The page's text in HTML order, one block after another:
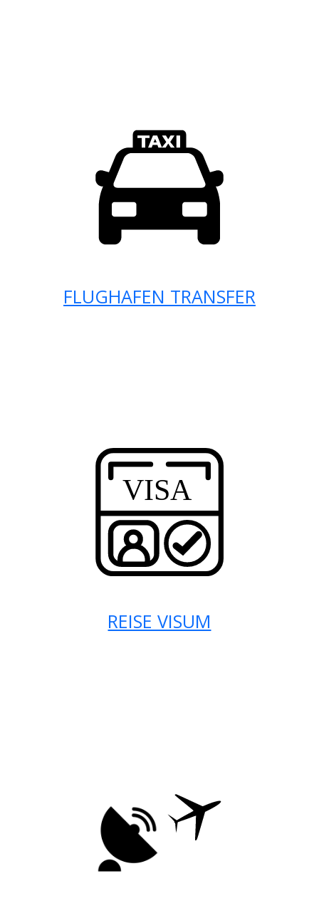
FLUGHAFEN TRANSFER
REISE VISUM